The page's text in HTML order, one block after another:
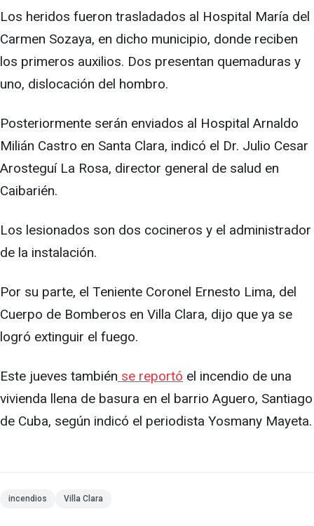
Los heridos fueron trasladados al Hospital María del
Carmen Sozaya, en dicho municipio, donde reciben
los primeros auxilios. Dos presentan quemaduras y
uno, dislocación del hombro.
Posteriormente serán enviados al Hospital Arnaldo
Milián Castro en Santa Clara, indicó el Dr. Julio Cesar
Arosteguí La Rosa, director general de salud en
Caibarién.
Los lesionados son dos cocineros y el administrador
de la instalación.
Por su parte, el Teniente Coronel Ernesto Lima, del
Cuerpo de Bomberos en Villa Clara, dijo que ya se
logró extinguir el fuego.
Este jueves también se reportó el incendio de una
vivienda llena de basura en el barrio Aguero, Santiago
de Cuba, según indicó el periodista Yosmany Mayeta.
incendios Villa Clara